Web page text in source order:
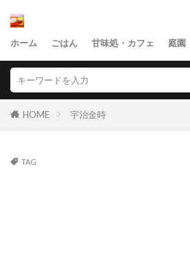
ホーム ごはん 甘味処・カフェ 庭園
HOME 宇治金時
TAG